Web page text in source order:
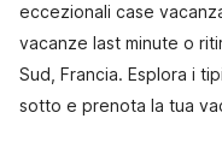
eccezionali case
vacanze last minute o
Sud, Francia. Esplora i
sotto e prenota la tua